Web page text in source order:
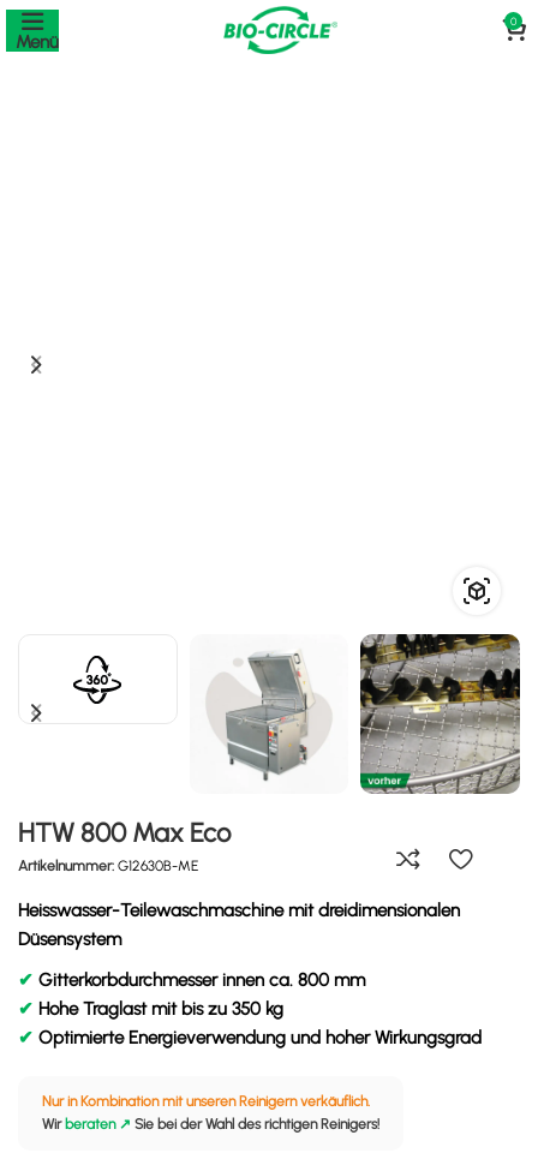
Menü
0
HTW 800 Max Eco
Artikelnummer: G12630B-ME
Heisswasser-Teilewaschmaschine mit dreidimensionalen
Düsensystem
✔ Gitterkorbdurchmesser innen ca. 800 mm
✔ Hohe Traglast mit bis zu 350 kg
✔ Optimierte Energieverwendung und hoher Wirkungsgrad
Nur in Kombination mit unseren Reinigern verkäuflich.
Wir beraten ↗ Sie bei der Wahl des richtigen Reinigers!